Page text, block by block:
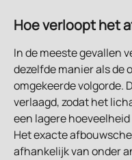
Hoe verloopt het
In de meeste gevallen
dezelfde manier als de
omgekeerde volgorde.
verlaagd, zodat het
een lagere
Het exacte
afhankelijk van onder